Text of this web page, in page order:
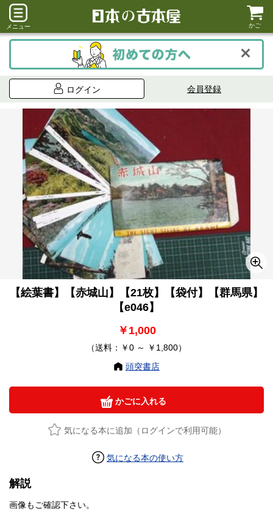
メニュー かご
ログイン 会員登録
【絵葉書】【赤城山】【21枚】【袋付】【群馬県】
【e046】
￥1,000
（送料：￥0 ～ ￥1,800）
頭突書店
かごに入れる
気になる本に追加（ログインで利用可能）
気になる本の使い方
解説
画像もご確認下さい。